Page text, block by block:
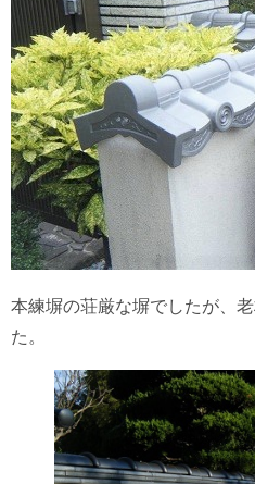
本練塀の荘厳な塀でしたが、
た。